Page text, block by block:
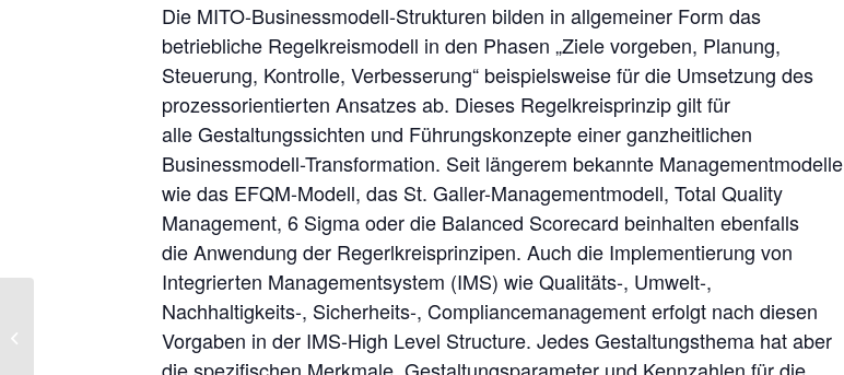
Die MITO-Businessmodell-Strukturen bilden in allgemeiner Form das
betriebliche Regelkreismodell in den Phasen „Ziele vorgeben, Planung,
Steuerung, Kontrolle, Verbesserung“ beispielsweise für die Umsetzung des
prozessorientierten Ansatzes ab. Dieses Regelkreisprinzip gilt für
alle Gestaltungssichten und Führungskonzepte einer ganzheitlichen
Businessmodell-Transformation. Seit längerem bekannte Managementmodelle
wie das EFQM-Modell, das St. Galler-Managementmodell, Total Quality
Management, 6 Sigma oder die Balanced Scorecard beinhalten ebenfalls
die Anwendung der Regerlkreisprinzipen. Auch die Implementierung von
Integrierten Managementsystem (IMS) wie Qualitäts-, Umwelt-,
Nachhaltigkeits-, Sicherheits-, Compliancemanagement erfolgt nach diesen
Vorgaben in der IMS-High Level Structure. Jedes Gestaltungsthema hat aber